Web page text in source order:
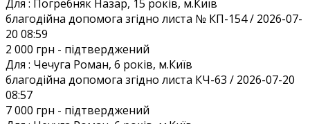
Для : Погребняк Назар, 15 років, м.Київ
благодійна допомога згідно листа № КП-154 / 2026-07-
20 08:59
2 000 грн - підтверджений
Для : Чечуга Роман, 6 років, м.Київ
благодійна допомога згідно листа КЧ-63 / 2026-07-20
08:57
7 000 грн - підтверджений